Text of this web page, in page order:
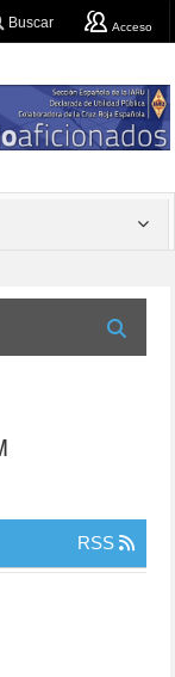
Buscar Acceso
RSS